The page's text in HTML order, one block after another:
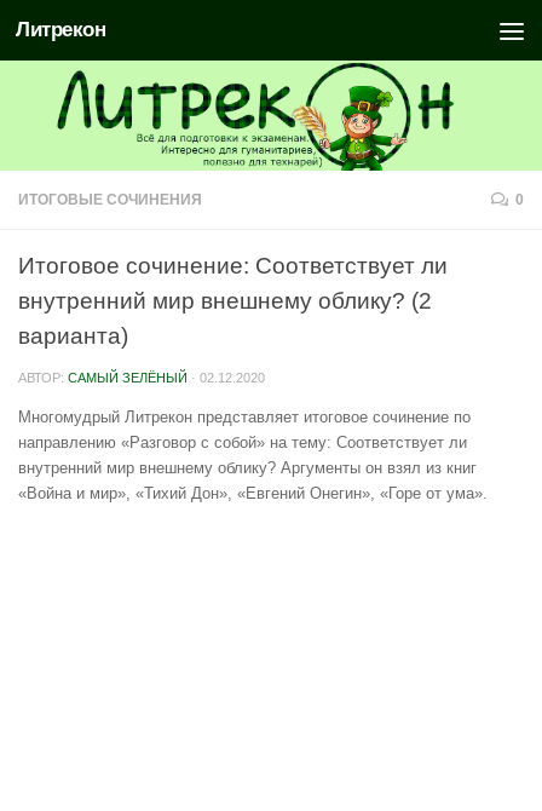
Литрекон
ИТОГОВЫЕ СОЧИНЕНИЯ 0
Итоговое сочинение: Соответствует ли
внутренний мир внешнему облику? (2
варианта)
АВТОР: САМЫЙ ЗЕЛЁНЫЙ · 02.12.2020
Многомудрый Литрекон представляет итоговое сочинение по
направлению «Разговор с собой» на тему: Соответствует ли
внутренний мир внешнему облику? Аргументы он взял из книг
«Война и мир», «Тихий Дон», «Евгений Онегин», «Горе от ума».